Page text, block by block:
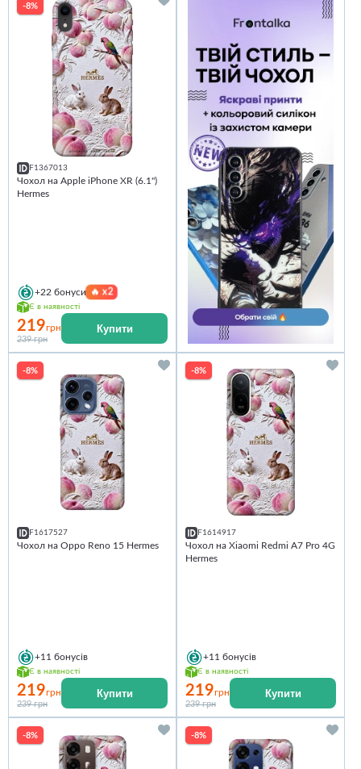
-8%
F1367013
Чохол на Apple iPhone XR (6.1")
Hermes
+22 бонуси 🔥x2
Є в наявності
219грн
239 грн
Купити
-8%
F1617527
Чохол на Oppo Reno 15 Hermes
+11 бонусів
Є в наявності
219грн
239 грн
Купити
-8%
F1614917
Чохол на Xiaomi Redmi A7 Pro 4G
Hermes
+11 бонусів
Є в наявності
219грн
239 грн
Купити
-8% -8%